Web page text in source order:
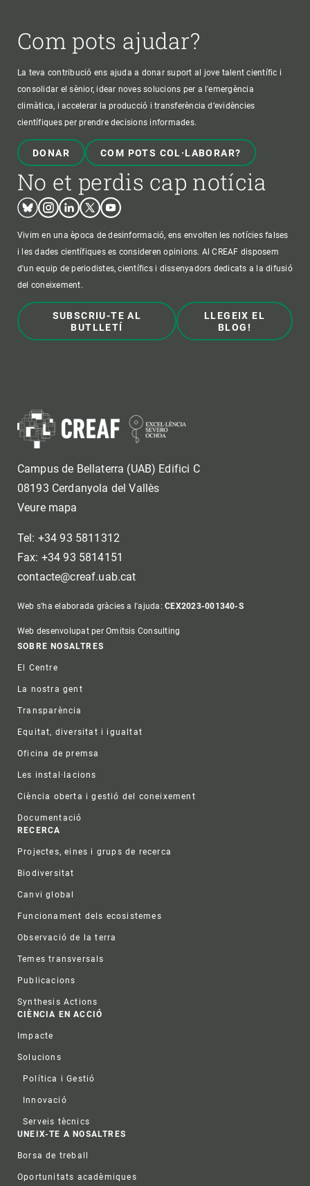
Com pots ajudar?
La teva contribució ens ajuda a donar suport al jove talent científic i
consolidar el sènior, idear noves solucions per a l'emergència
climàtica, i accelerar la producció i transferència d’evidències
científiques per prendre decisions informades.
DONAR COM POTS COL·LABORAR?
No et perdis cap notícia
BlueskyInstagram
LinkedinTwitterYoutube
Vivim en una època de desinformació, ens envolten les notícies falses
i les dades científiques es consideren opinions. Al CREAF disposem
d'un equip de periodistes, científics i dissenyadors dedicats a la difusió
del coneixement.
SUBSCRIU-TE AL
BUTLLETÍ
LLEGEIX EL
BLOG!
Campus de Bellaterra (UAB) Edifici C
08193 Cerdanyola del Vallès
Veure mapa
Tel: +34 93 5811312
Fax: +34 93 5814151
contacte@creaf.uab.cat
Web s'ha elaborada gràcies a l'ajuda:CEX2023-001340-S
Web desenvolupat per Omitsis Consulting
Footer
SOBRE NOSALTRES
El Centre
La nostra gent
Transparència
Equitat, diversitat i igualtat
Oficina de premsa
Les instal·lacions
Ciència oberta i gestió del coneixement
Documentació
RECERCA
Projectes, eines i grups de recerca
Biodiversitat
Canvi global
Funcionament dels ecosistemes
Observació de la terra
Temes transversals
Publicacions
Synthesis Actions
CIÈNCIA EN ACCIÓ
Impacte
Solucions
Política i Gestió
Innovació
Serveis tècnics
UNEIX-TE A NOSALTRES
Borsa de treball
Oportunitats acadèmiques